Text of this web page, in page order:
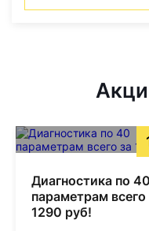
Диагностика по 40
параметрам всего
1290 руб!